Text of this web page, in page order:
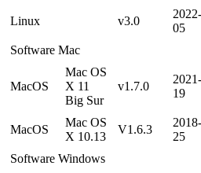
Linux v3.0
05
Software Mac
MacOS
Mac OS
X 11
Big Sur
v1.7.0
19
MacOS
Mac OS
X 10.13
V1.6.3
25
Software Windows